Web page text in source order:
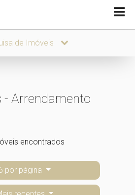
de Imóveis
- Arrendamento
encontrados
por página